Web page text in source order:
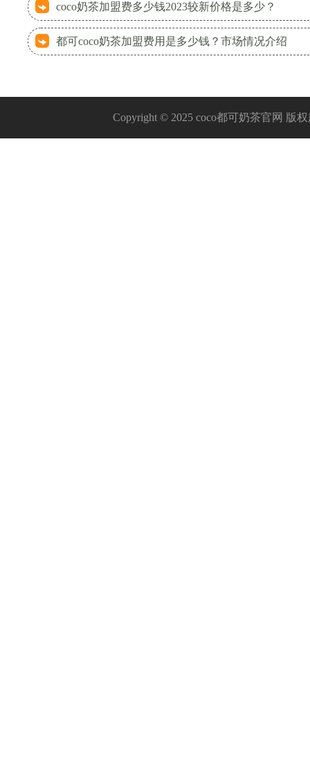
coco奶茶加盟费多少钱2023较新价格是多少？
都可coco奶茶加盟费用是多少钱？市场情况介绍
Copyright © 2025 coco都可奶茶官网 版